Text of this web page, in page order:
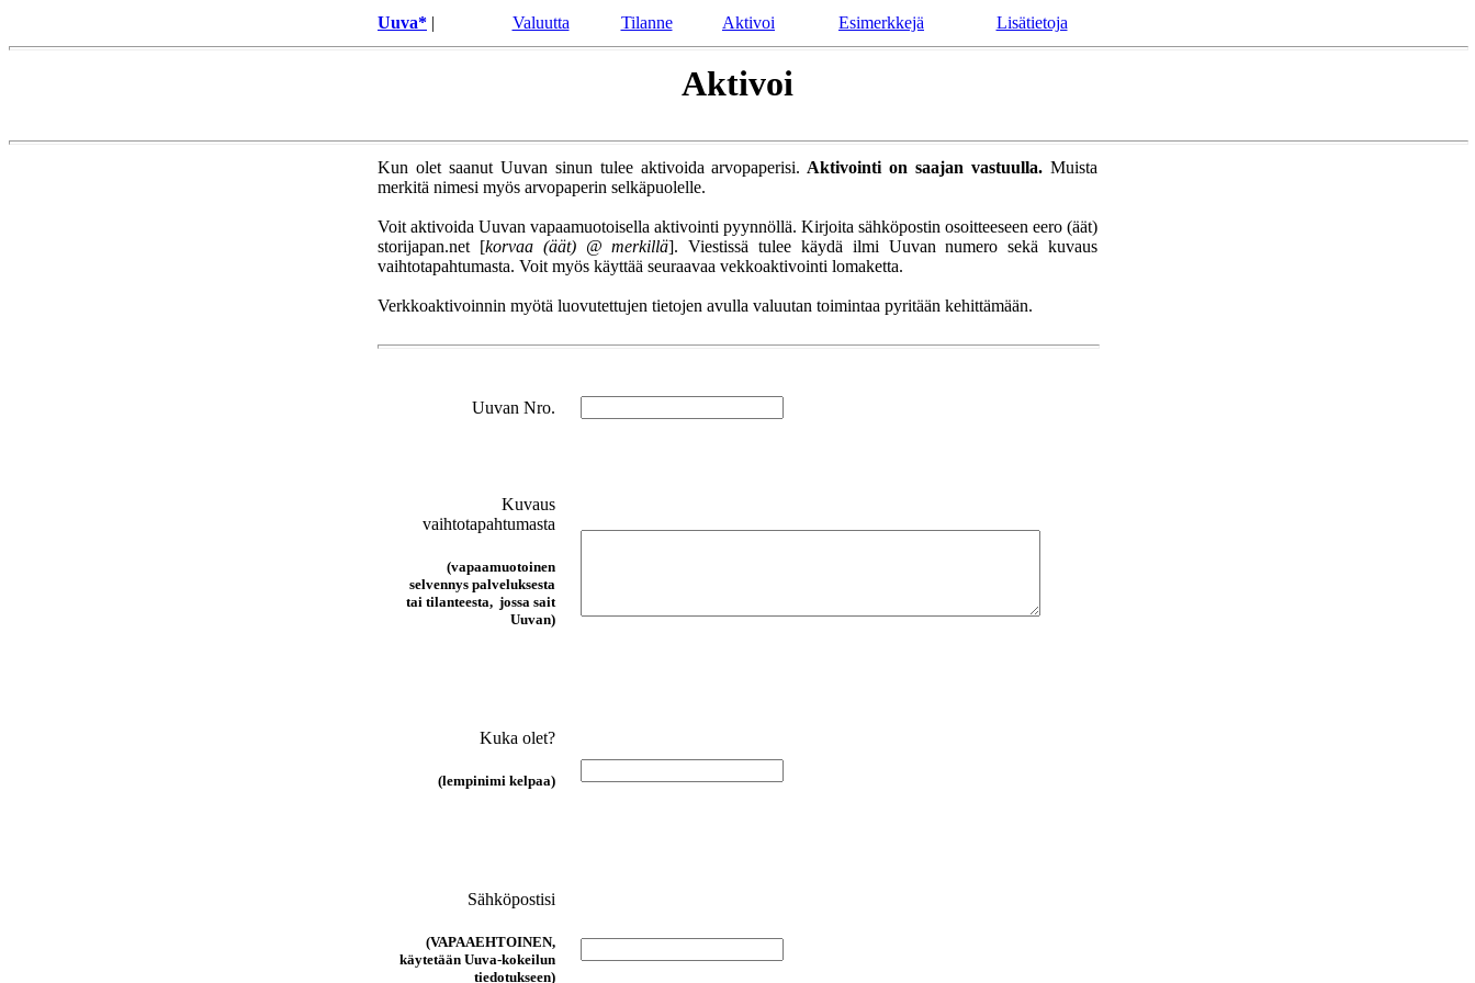
Uuva* | Valuutta Tilanne Aktivoi Esimerkkejä Lisätietoja
Aktivoi
Kun olet saanut Uuvan sinun tulee aktivoida arvopaperisi. Aktivointi on saajan vastuulla. Muista
merkitä nimesi myös arvopaperin selkäpuolelle.
Voit aktivoida Uuvan vapaamuotoisella aktivointi pyynnöllä. Kirjoita sähköpostin osoitteeseen eero (äät)
storijapan.net [korvaa (äät) @ merkillä]. Viestissä tulee käydä ilmi Uuvan numero sekä kuvaus
vaihtotapahtumasta. Voit myös käyttää seuraavaa vekkoaktivointi lomaketta.
Verkkoaktivoinnin myötä luovutettujen tietojen avulla valuutan toimintaa pyritään kehittämään.
Uuvan Nro.
Kuvaus
vaihtotapahtumasta
(vapaamuotoinen
selvennys palveluksesta
tai tilanteesta, jossa sait
Uuvan)
Kuka olet?
(lempinimi kelpaa)
Sähköpostisi
(VAPAAEHTOINEN,
käytetään Uuva-kokeilun
tiedotukseen)